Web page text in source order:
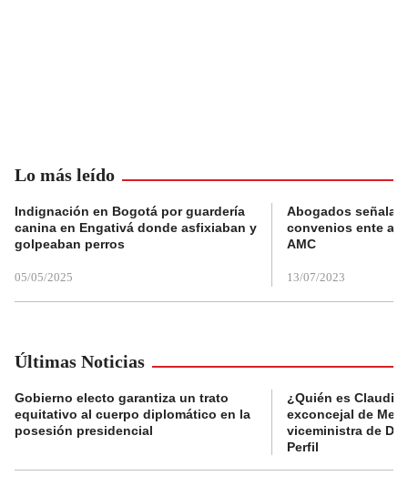
Lo más leído
Indignación en Bogotá por guardería
canina en Engativá donde asfixiaban y
golpeaban perros
05/05/2025
Abogados
convenios ente
AMC
13/07/2023
Últimas Noticias
Gobierno electo garantiza un trato
equitativo al cuerpo diplomático en la
posesión presidencial
¿Quién es Claudia
exconcejal de
viceministra de
Perfil